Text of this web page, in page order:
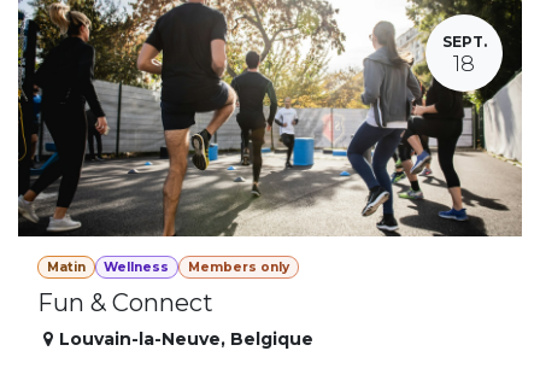
SEPT.
18
Matin Wellness Members only
Fun & Connect
Louvain-la-Neuve, Belgique